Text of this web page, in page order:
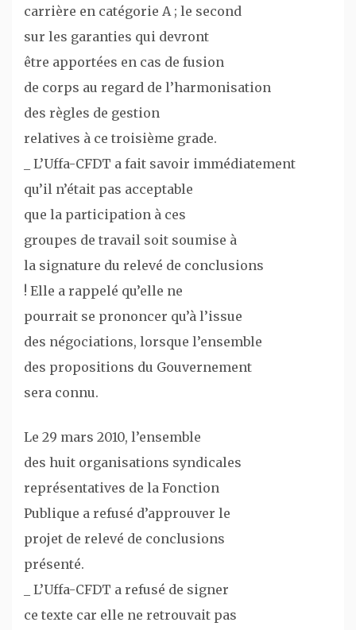
carrière en catégorie A ; le second
sur les garanties qui devront
être apportées en cas de fusion
de corps au regard de l’harmonisation
des règles de gestion
relatives à ce troisième grade.
_ L’Uffa-CFDT a fait savoir immédiatement
qu’il n’était pas acceptable
que la participation à ces
groupes de travail soit soumise à
la signature du relevé de conclusions
! Elle a rappelé qu’elle ne
pourrait se prononcer qu’à l’issue
des négociations, lorsque l’ensemble
des propositions du Gouvernement
sera connu.
Le 29 mars 2010, l’ensemble
des huit organisations syndicales
représentatives de la Fonction
Publique a refusé d’approuver le
projet de relevé de conclusions
présenté.
_ L’Uffa-CFDT a refusé de signer
ce texte car elle ne retrouvait pas